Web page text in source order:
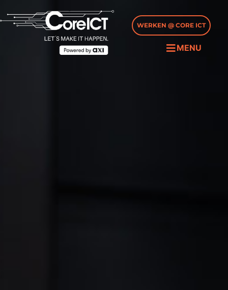
WERKEN @ CORE ICT